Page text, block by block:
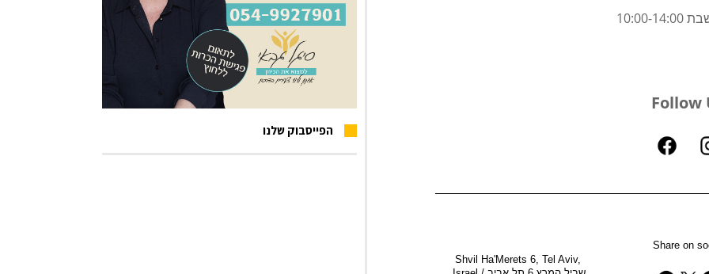
14:00
Follow
Shvil Ha'Merets 6, Tel Aviv,
Share on
הפייסבוק שלנו